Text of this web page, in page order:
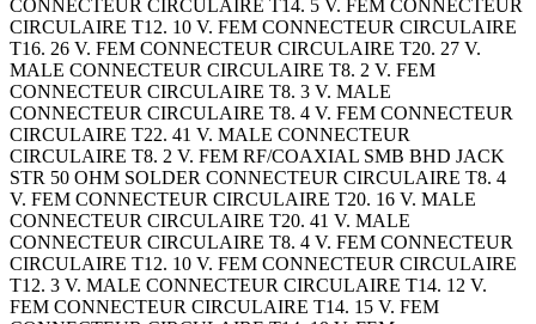
CONNECTEUR CIRCULAIRE T14. 5 V. FEM CONNECTEUR
CIRCULAIRE T12. 10 V. FEM CONNECTEUR CIRCULAIRE
T16. 26 V. FEM CONNECTEUR CIRCULAIRE T20. 27 V.
MALE CONNECTEUR CIRCULAIRE T8. 2 V. FEM
CONNECTEUR CIRCULAIRE T8. 3 V. MALE
CONNECTEUR CIRCULAIRE T8. 4 V. FEM CONNECTEUR
CIRCULAIRE T22. 41 V. MALE CONNECTEUR
CIRCULAIRE T8. 2 V. FEM RF/COAXIAL SMB BHD JACK
STR 50 OHM SOLDER CONNECTEUR CIRCULAIRE T8. 4
V. FEM CONNECTEUR CIRCULAIRE T20. 16 V. MALE
CONNECTEUR CIRCULAIRE T20. 41 V. MALE
CONNECTEUR CIRCULAIRE T8. 4 V. FEM CONNECTEUR
CIRCULAIRE T12. 10 V. FEM CONNECTEUR CIRCULAIRE
T12. 3 V. MALE CONNECTEUR CIRCULAIRE T14. 12 V.
FEM CONNECTEUR CIRCULAIRE T14. 15 V. FEM